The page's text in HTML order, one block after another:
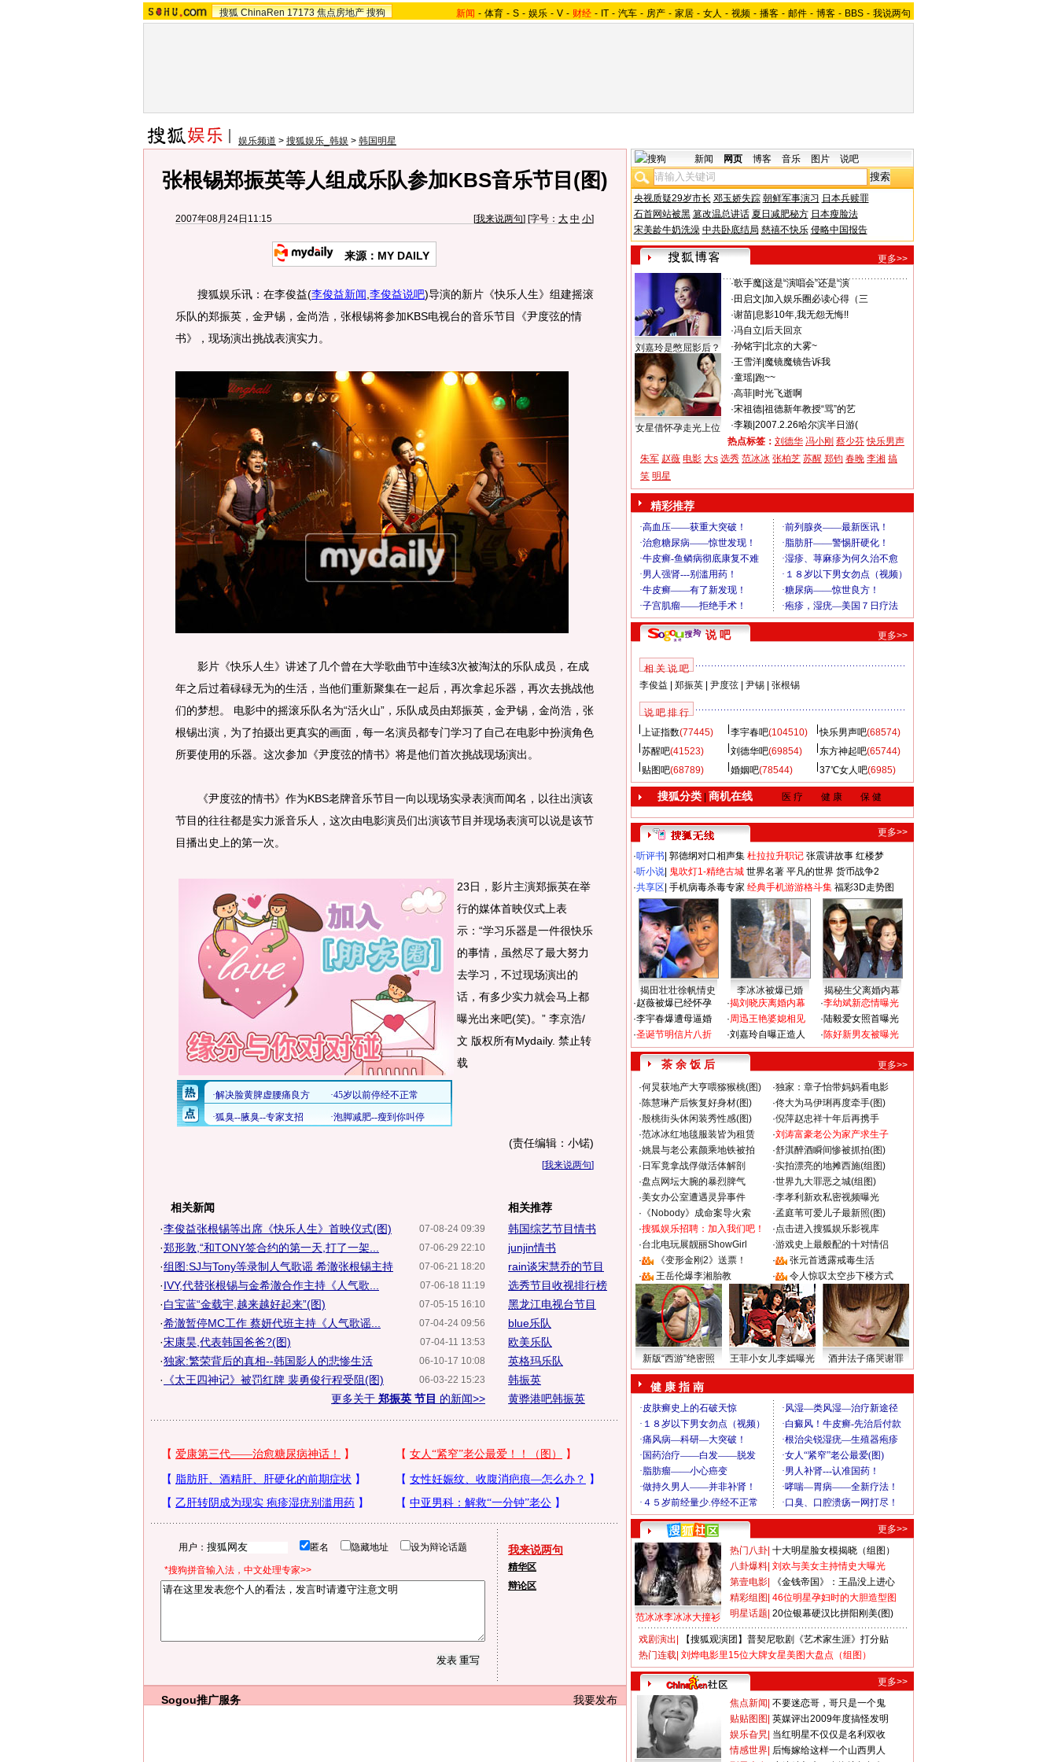
搜狐 ChinaRen 17173 焦点房地产 搜狗 新闻 - 体育 - S - 娱乐 - V - 财经 - IT - 汽车 - 房产 - 家居 - 女人 - 视频 - 播客 - 邮件 - 博客 - BBS - 我说两句
娱乐频道 > 搜狐娱乐_韩娱 > 韩国明星
张根锡郑振英等人组成乐队参加KBS音乐节目(图)
2007年08月24日11:15 [我来说两句] [字号： 大 中 小]
来源：MY DAILY
搜狐娱乐讯：在李俊益(李俊益新闻 李俊益说吧)导演的新片《快乐人生》组建摇滚
乐队的郑振英，金尹锡，金尚浩，张根锡将参加KBS电视台的音乐节目《尹度弦的情
书》，现场演出挑战表演实力。
影片《快乐人生》讲述了几个曾在大学歌曲节中连续3次被淘汰的乐队成员，在成
年之后过着碌碌无为的生活，当他们重新聚集在一起后，再次拿起乐器，再次去挑战他
们的梦想。 电影中的摇滚乐队名为“活火山”，乐队成员由郑振英，金尹锡，金尚浩，张
根锡出演，为了拍摄出更真实的画面，每一名演员都专门学习了自己在电影中扮演角色
所要使用的乐器。这次参加《尹度弦的情书》将是他们首次挑战现场演出。
《尹度弦的情书》作为KBS老牌音乐节目一向以现场实录表演而闻名，以往出演该
节目的往往都是实力派音乐人，这次由电影演员们出演该节目并现场表演可以说是该节
目播出史上的第一次。
23日，影片主演郑振英在举
行的媒体首映仪式上表
示：“学习乐器是一件很快乐
的事情，虽然尽了最大努力
去学习，不过现场演出的
话，有多少实力就会马上都
曝光出来吧(笑)。” 李京浩/
文 版权所有Mydaily. 禁止转
载
(责任编辑：小锘)
[我来说两句]
相关新闻
07-08-24 09:39
·李俊益张根锡等出席《快乐人生》首映仪式(图)
07-06-29 22:10
·郑形敦,“和TONY签合约的第一天,打了一架...
07-06-21 18:20
·组图:SJ与Tony等录制人气歌谣 希澈张根锡主持
07-06-18 11:19
·IVY,代替张根锡与金希澈合作主持《人气歌...
07-05-15 16:10
·白宝蓝“金载宇,越来越好起来”(图)
07-04-24 09:56
·希澈暂停MC工作 蔡妍代班主持《人气歌谣...
07-04-11 13:53
·宋康昊,代表韩国爸爸?(图)
06-10-17 10:08
·独家:繁荣背后的真相--韩国影人的悲惨生活
06-03-22 15:23
·
《太王四神记》被罚红牌 裴勇俊行程受阻(图)
更多关于 郑振英 节目 的新闻>>
相关推荐
韩国综艺节目情书
junjin情书
rain谈宋慧乔的节目
选秀节目收视排行榜
黑龙江电视台节目
blue乐队
欧美乐队
英格玛乐队
韩振英
黄骅港吧韩振英
用户： 匿名 隐藏地址 设为辩论话题
*搜狗拼音输入法，中文处理专家>>
我来说两句
精华区
辩论区
我要发布
Sogou推广服务
新闻 网页 博客 音乐 图片 说吧
央视质疑29岁市长 邓玉娇失踪 朝鲜军事演习 日本兵赎罪
石首网站被黑 篡改温总讲话 夏日减肥秘方 日本瘦脸法
宋美龄牛奶洗澡 中共卧底结局 慈禧不快乐 侵略中国报告
更多>>
刘嘉玲是憋屈影后？
女星借怀孕走光上位
·歌手魔| 这是“演唱会”还是“演
· 田启文 加入娱乐圈必读心得（三
·谢苗| 息影10年,我无怨无悔!!
·冯自立 后天回京
·孙铭宇| 北京的大雾~
·王雪洋| 魔镜魔镜告诉我
·童瑶| 跑~~
·高菲| 时光飞逝啊
·宋祖德| 祖德新年教授“骂”的艺
·李颖| 2007.2.26哈尔滨半日游(
热点标签： 刘德华 冯小刚 蔡少芬 快乐男声
朱军 赵薇 电影 大s 选秀 范冰冰 张柏芝 苏醒 郑钧 春晚 李湘 搞
笑 明星
精彩推荐
说 吧 更多>>
相 关 说 吧
李俊益
郑振英| 尹度弦| 尹锡| 张根锡
说 吧 排 行
上证指数(77445) 李宇春吧(104510) 快乐男声吧(68574)
苏醒吧(41523) 刘德华吧(69854) 东方神起吧(65744)
贴图吧(68789) 婚姻吧(78544) 37℃女人吧(6985)
搜狐分类| 商机在线 医 疗 健 康 保 健
更多>>
·听评书 郭德纲对口相声集 杜拉拉升职记 张震讲故事 红楼梦
·听小说 鬼吹灯1-精绝古城 世界名著 平凡的世界 货币战争2
·共享区 手机病毒杀毒专家 经典手机游游格斗集 福彩3D走势图
揭田壮壮徐帆情史 李冰冰被爆已婚
揭秘生父离婚内幕
·赵薇被爆已经怀孕
·李宇春爆遭母逼婚
·圣诞节明信片八折
·揭刘晓庆离婚内幕
·周迅王艳婆媳相见
·刘嘉玲自曝正造人
·李幼斌新恋情曝光
·陆毅爱女照首曝光
·陈好新男友被曝光
茶 余 饭 后
更多>>
·何炅获地产大亨喂猕猴桃(图) ·独家：章子怡带妈妈看电影
·陈慧琳产后恢复好身材(图) ·佟大为马伊琍再度牵手(图)
·殷桃街头休闲装秀性感(图) ·倪萍赵忠祥十年后再携手
·范冰冰红地毯服装皆为租赁 ·刘涛富豪老公为家产求生子
·姚晨与老公素颜乘地铁被拍 ·舒淇醉酒瞬间惨被抓拍(图)
· 日军竟拿战俘做活体解剖 ·实拍漂亮的地摊西施(组图)
·盘点网坛大腕的暴烈脾气 ·世界九大罪恶之城(组图)
·美女办公室遭遇灵异事件 ·李孝利新欢私密视频曝光
· 《Nobody》成命案导火索 ·孟庭苇可爱儿子最新照(图)
·搜狐娱乐招聘：加入我们吧！ ·点击进入搜狐娱乐影视库
·台北电玩展靓丽ShowGirl ·游戏史上最般配的十对情侣
·
《变形金刚2》送票！ ·
张元首透露戒毒生活
·
王岳伦爆李湘胎教 · 令人惊叹太空步下楼方式
新版“西游”绝密照 王菲小女儿李嫣曝光 酒井法子痛哭谢罪
健 康 指 南
更多>>
范冰冰李冰冰大撞衫
热门八卦 十大明星脸女模揭晓（组图）
八卦爆料 刘欢与美女主持情史大曝光
第壹电影
《金钱帝国》：王晶没上进心
精彩组图 46位明星孕妇时的大胆造型图
明星话题 20位银幕硬汉比拼阳刚美(图)
戏剧演出
【搜狐观演团】普契尼歌剧《艺术家生涯》打分贴
热门连载 刘烨电影里15位大牌女星美图大盘点（组图）
更多>>
焦点新闻 不要迷恋哥，哥只是一个鬼
贴贴图图 英媒评出2009年度搞怪发明
娱乐旮旯 当红明星不仅仅是名利双收
情感世界 后悔嫁给这样一个山西男人